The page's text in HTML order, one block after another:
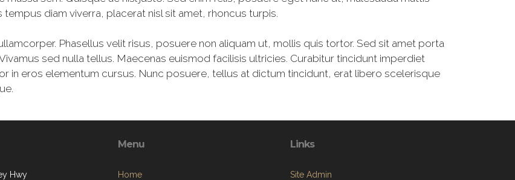
diam viverra, placerat nisl sit amet, rhoncus turpis.
Phasellus velit risus, posuere non aliquam ut, mollis quis tortor. Sed sit amet porta
sed nulla tellus. Maecenas euismod facilisis ultricies. Curabitur tincidunt imperdiet
in eros elementum cursus. Nunc posuere, tellus at dictum tincidunt, erat libero scelerisque
Hwy
Menu
Home
Links
Site Admin